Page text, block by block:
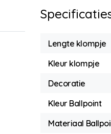
Lengte klompje
Kleur klompje
Decoratie
Kleur Ballpoint
Materiaal